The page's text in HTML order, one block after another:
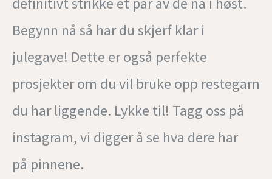
Begynn nå så har du skjerf klar i
julegave! Dette er også perfekte
prosjekter om du vil bruke opp restegarn
du har liggende. Lykke til! Tagg oss på
instagram, vi digger å se hva dere har
på pinnene.